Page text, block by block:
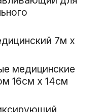
7м х
медицинские
16см х 14см